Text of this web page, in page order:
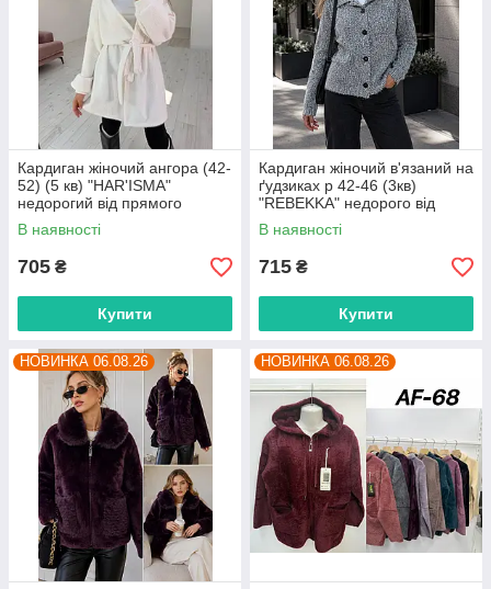
Кардиган жіночий ангора (42-
52) (5 кв) "HAR'ISMA"
недорогий від прямого
постачальника
В наявності
705 ₴
Купити
Кардиган жіночий в'язаний на
ґудзиках р 42-46 (3кв)
"REBEKKA" недорого від
прямого постачальника
В наявності
715 ₴
Купити
НОВИНКА 06.08.26 НОВИНКА 06.08.26